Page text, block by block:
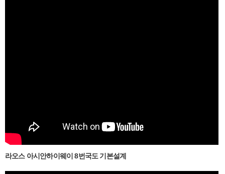
라오스 아시안하이웨이 8번국도 기본설계